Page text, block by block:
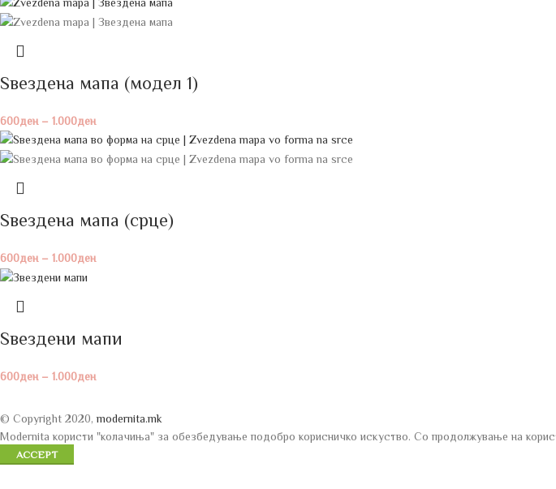
Ѕвездена мапа (модел 1)
600ден – 1.000ден
Ѕвездена мапа (срце)
600ден – 1.000ден
Ѕвездени мапи
600ден – 1.000ден
© Copyright 2020,modernita.mk
Modernita користи "колачиња" за обезбедување подобро корисничко искуство. Со продолжување на
ACCEPT